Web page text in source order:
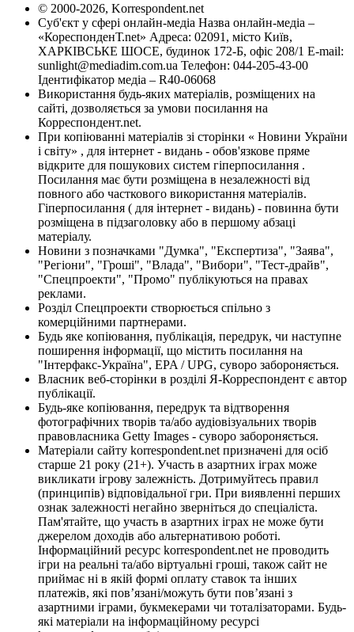
© 2000-2026, Korrespondent.net
Суб'єкт у сфері онлайн-медіа Назва онлайн-медіа –
«КореспонденТ.net» Адреса: 02091, місто Київ,
ХАРКІВСЬКЕ ШОСЕ, будинок 172-Б, офіс 208/1 E-mail:
sunlight@mediadim.com.ua Телефон: 044-205-43-00
Ідентифікатор медіа – R40-06068
Використання будь-яких матеріалів, розміщених на
сайті, дозволяється за умови посилання на
Корреспондент.net.
При копіюванні матеріалів зі сторінки « Новини України
і світу» , для інтернет - видань - обов'язкове пряме
відкрите для пошукових систем гіперпосилання .
Посилання має бути розміщена в незалежності від
повного або часткового використання матеріалів.
Гіперпосилання ( для інтернет - видань) - повинна бути
розміщена в підзаголовку або в першому абзаці
матеріалу.
Новини з позначками "Думка", "Експертиза", "Заява",
"Регіони", "Гроші", "Влада", "Вибори", "Тест-драйв",
"Спецпроекти", "Промо" публікуються на правах
реклами.
Розділ Спецпроекти створюється спільно з
комерційними партнерами.
Будь яке копіювання, публікація, передрук, чи наступне
поширення інформації, що містить посилання на
"Інтерфакс-Україна", EPA / UPG, суворо забороняється.
Власник веб-сторінки в розділі Я-Корреспондент є автор
публікації.
Будь-яке копіювання, передрук та відтворення
фотографічних творів та/або аудіовізуальних творів
правовласника Getty Images - суворо забороняється.
Матеріали сайту korrespondent.net призначені для осіб
старше 21 року (21+). Участь в азартних іграх може
викликати ігрову залежність. Дотримуйтесь правил
(принципів) відповідальної гри. При виявленні перших
ознак залежності негайно зверніться до спеціаліста.
Пам'ятайте, що участь в азартних іграх не може бути
джерелом доходів або альтернативою роботі.
Інформаційний ресурс korrespondent.net не проводить
ігри на реальні та/або віртуальні гроші, також сайт не
приймає ні в якій формі оплату ставок та інших
платежів, які пов’язані/можуть бути пов’язані з
азартними іграми, букмекерами чи тоталізаторами. Будь-
які матеріали на інформаційному ресурсі